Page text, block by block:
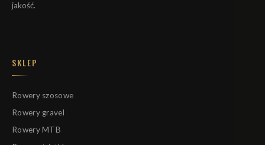
jakość.
SKLEP
Rowery szosowe
Rowery gravel
Rowery MTB